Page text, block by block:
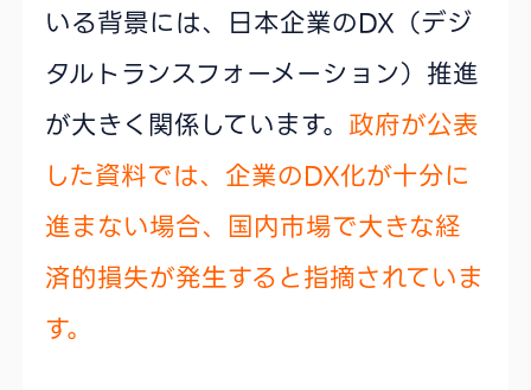
いる背景には、日本企業のDX（デジ
タルトランスフォーメーション）推進
が大きく関係しています。政府が公表
した資料では、企業のDX化が十分に
進まない場合、国内市場で大きな経
済的損失が発生すると指摘されていま
す。